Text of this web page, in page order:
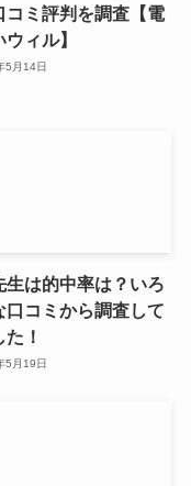
コミ評判を調査【電
ィル】
5月14日
生は的中率は？いろ
口コミから調査して
！
5月19日